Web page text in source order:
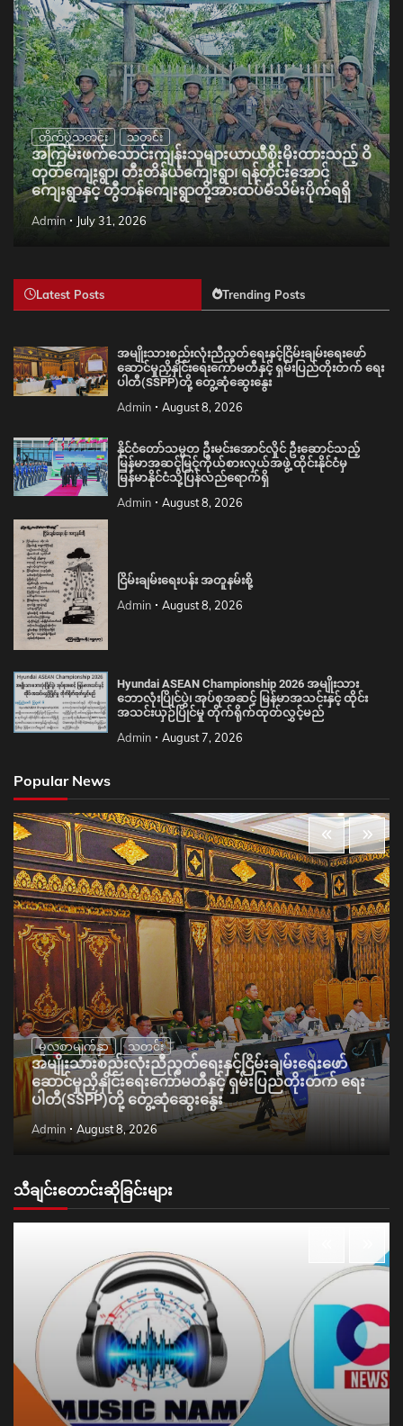
တိုက်ပွဲသတင်း သတင်း
အကြမ်းဖက်သောင်းကျန်းသူများယာယီစိုးမိုးထားသည့် ဝိ
တုတ်ကျေးရွာ၊ တီးတိန်ယံကျေးရွာ၊ ရန်တိုင်းအောင်
ကျေးရွာနှင့် တွီဘန်ကျေးရွာတို့အားထပ်မံသိမ်းပိုက်ရရှိ
Admin July 31, 2026
Latest Posts Trending Posts
အမျိုးသားစည်းလုံးညီညွတ်ရေးနှင့်ငြိမ်းချမ်းရေးဖော်
ဆောင်မှုညှိနှိုင်းရေးကော်မတီနှင့် ရှမ်းပြည်တိုးတက် ရေး
ပါတီ(SSPP)တို့ တွေ့ဆုံဆွေးနွေး
Admin August 8, 2026
နိုင်ငံတော်သမ္မတ ဦးမင်းအောင်လှိုင် ဦးဆောင်သည့်
မြန်မာအဆင့်မြင့်ကိုယ်စားလှယ်အဖွဲ့ ထိုင်းနိုင်ငံမှ
မြန်မာနိုင်ငံသို့ပြန်လည်ရောက်ရှိ
Admin August 8, 2026
ငြိမ်းချမ်းရေးပန်း အတူနမ်းစို့
Admin August 8, 2026
Hyundai ASEAN Championship 2026 အမျိုးသား
ဘောလုံးပြိုင်ပွဲ၊ အုပ်စုအဆင့် မြန်မာအသင်းနှင့် ထိုင်း
အသင်းယှဉ်ပြိုင်မှု တိုက်ရိုက်ထုတ်လွှင့်မည်
Admin August 7, 2026
Popular News
မူလစာမျက်နှာ သတင်း
အမျိုးသားစည်းလုံးညီညွတ်ရေးနှင့်ငြိမ်းချမ်းရေးဖော်
ဆောင်မှုညှိနှိုင်းရေးကော်မတီနှင့် ရှမ်းပြည်တိုးတက် ရေး
ပါတီ(SSPP)တို့ တွေ့ဆုံဆွေးနွေး
Admin August 8, 2026
သီချင်းတောင်းဆိုခြင်းများ